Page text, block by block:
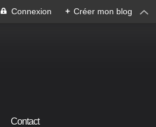
Connexion + Créer mon blog
Contact